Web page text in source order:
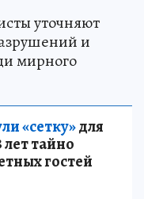
уточняют
и
мирного
«сетку»для
тайно
гостей